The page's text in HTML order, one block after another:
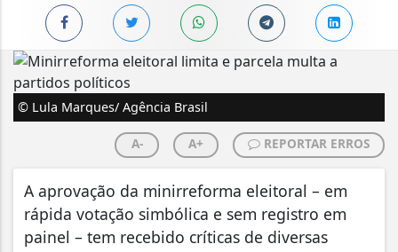
© Lula Marques/ Agência Brasil
A- A+ REPORTAR ERROS
A aprovação da minirreforma eleitoral – em
rápida votação simbólica e sem registro em
painel – tem recebido críticas de diversas